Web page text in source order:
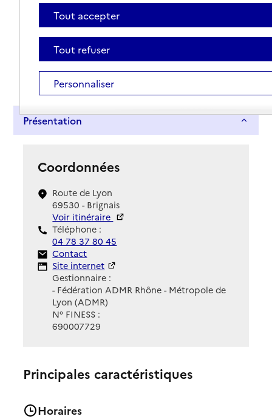
Présentation
Coordonnées
Route de Lyon
69530 - Brignais
Voir itinéraire
Téléphone :
04 78 37 80 45
Contact
Contact
Site Internet
Site internet
Gestionnaire :
- Fédération ADMR Rhône - Métropole de
Lyon (ADMR)
N° FINESS :
690007729
Principales caractéristiques
Horaires
Tout accepter
Tout refuser
Personnaliser